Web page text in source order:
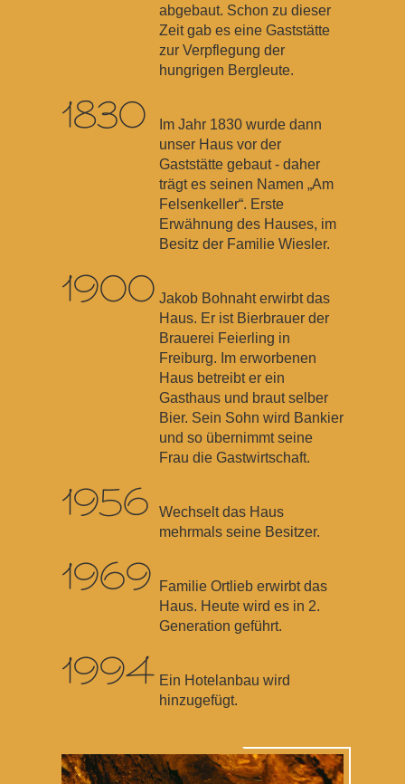
abgebaut. Schon zu dieser
Zeit gab es eine Gaststätte
zur Verpflegung der
hungrigen Bergleute.
1830
Im Jahr 1830 wurde dann
unser Haus vor der
Gaststätte gebaut - daher
trägt es seinen Namen „Am
Felsenkeller“. Erste
Erwähnung des Hauses, im
Besitz der Familie Wiesler.
1900 Jakob Bohnaht erwirbt das
Haus. Er ist Bierbrauer der
Brauerei Feierling in
Freiburg. Im erworbenen
Haus betreibt er ein
Gasthaus und braut selber
Bier. Sein Sohn wird Bankier
und so übernimmt seine
Frau die Gastwirtschaft.
1956
Wechselt das Haus
mehrmals seine Besitzer.
1969
Familie Ortlieb erwirbt das
Haus. Heute wird es in 2.
Generation geführt.
1994 Ein Hotelanbau wird
hinzugefügt.